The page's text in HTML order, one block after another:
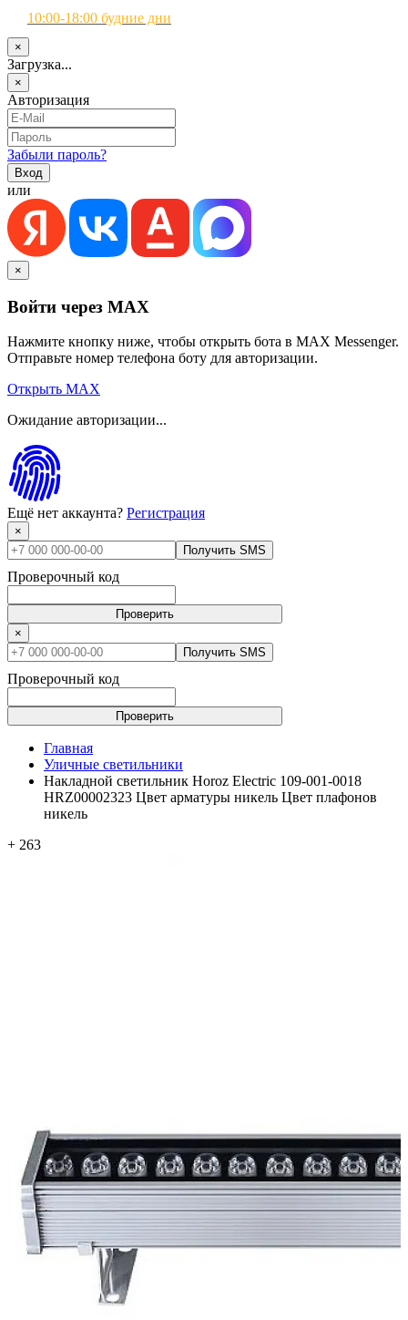
10:00-18:00 будние дни
×
Загрузка...
×
Авторизация
Забыли пароль?
или
×
Войти через MAX
Нажмите кнопку ниже, чтобы открыть бота в MAX Messenger.
Отправьте номер телефона боту для авторизации.
Открыть MAX
Ожидание авторизации...
Ещё нет аккаунта? Регистрация
×
Получить SMS
Проверочный код
Проверить
×
Получить SMS
Проверочный код
Проверить
Главная
Уличные светильники
Накладной светильник Horoz Electric 109-001-0018
HRZ00002323 Цвет арматуры никель Цвет плафонов
никель
+ 263